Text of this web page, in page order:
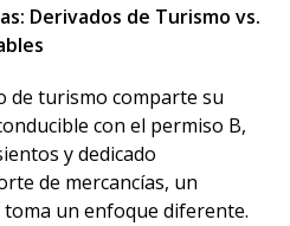
Derivados de Turismo vs.
de turismo comparte su
con el permiso B,
y dedicado
de mercancías, un
un enfoque diferente.